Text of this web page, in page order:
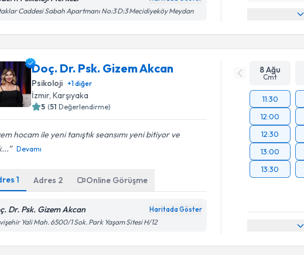
Caddesi Sabah Apartmanı No:3 D:3 Mecidiyeköy Meydan
Doç. Dr. Psk. Gizem Akcan
Psikoloji +1diğer
İzmir,Karşıyaka
5 (51 Değerlendirme)
hocam ile yeni tanıştık seansımı yeni bitiyor ve
Devamı
1 Adres 2 Online Görüşme
Dr. Psk. Gizem Akcan Haritada Göster
Yali Mah. 6500/1 Sok. Park Yaşam Sitesi H/12
8 Ağu
Cmt
11:30
12:00
12:30
13:00
13:30